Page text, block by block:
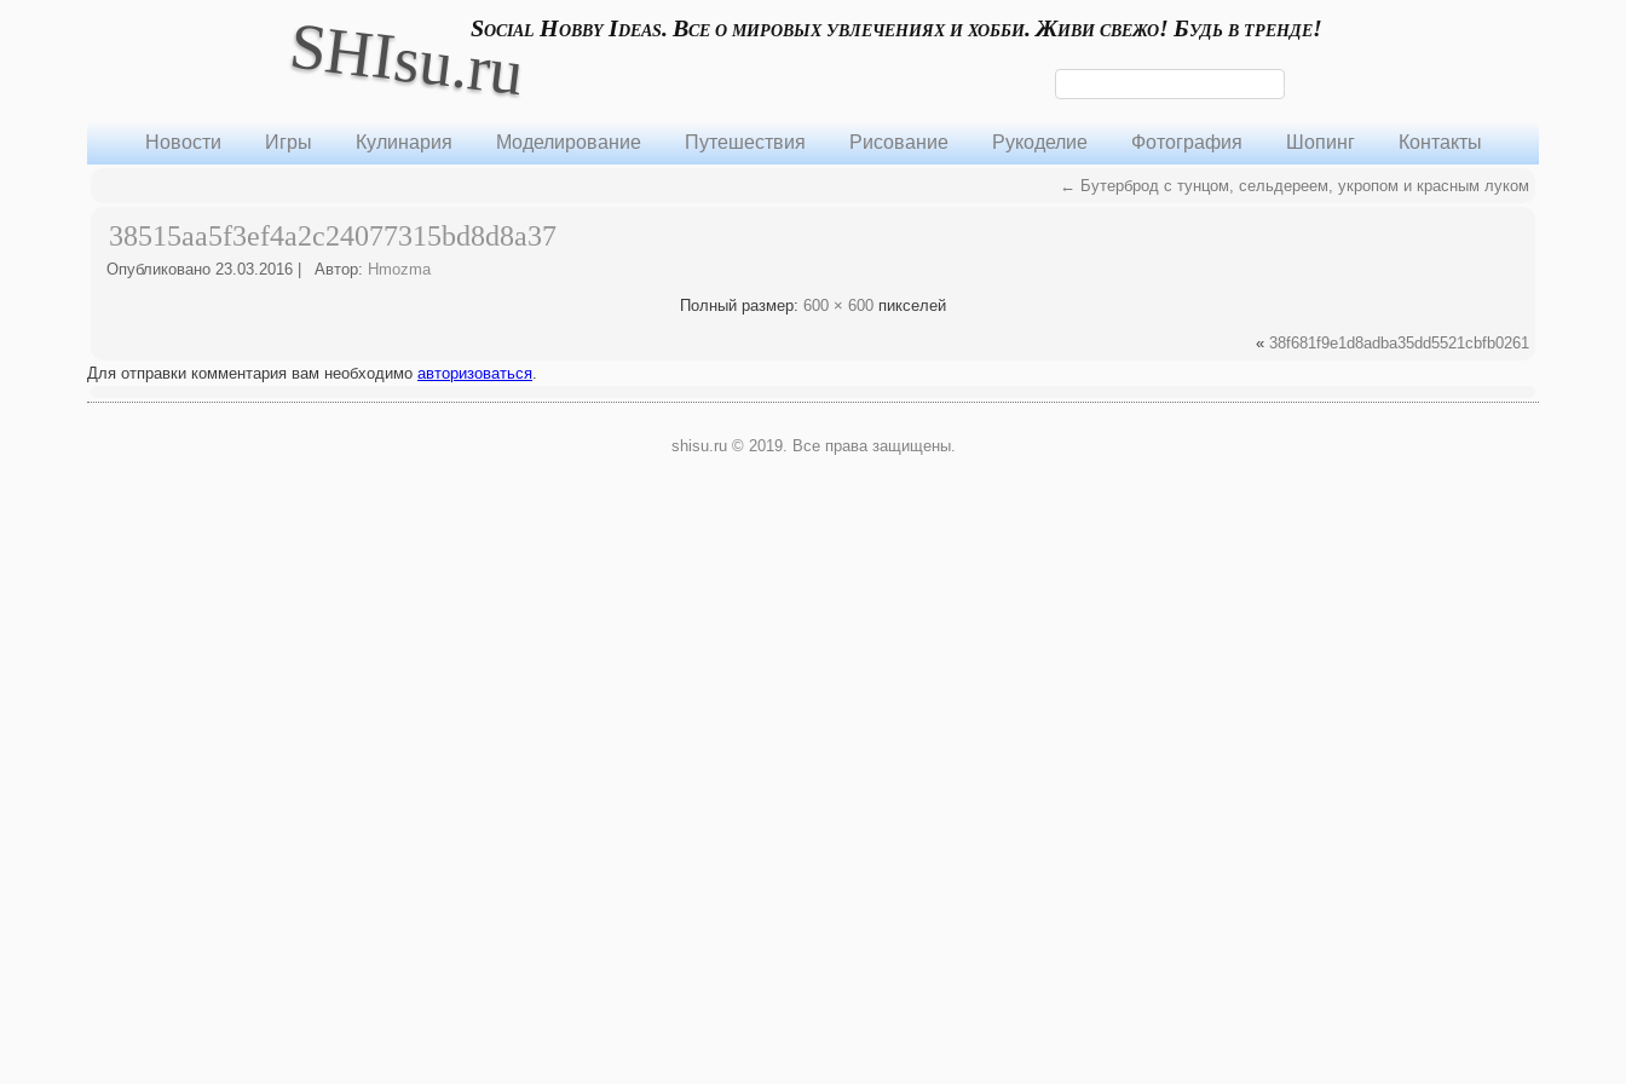
SHIsu.ruSocial Hobby Ideas. Все о мировых увлечениях и хобби. Живи свежо! Будь в тренде!
Новости Игры Кулинария Моделирование Путешествия Рисование Рукоделие Фотография Шопинг Контакты
← Бутерброд с тунцом, сельдереем, укропом и красным луком
38515aa5f3ef4a2c24077315bd8d8a37
Опубликовано 23.03.2016 Автор: Hmozma
Полный размер: 600 × 600 пикселей
« 38f681f9e1d8adba35dd5521cbfb0261
Для отправки комментария вам необходимо авторизоваться.
shisu.ru © 2019. Все права защищены.